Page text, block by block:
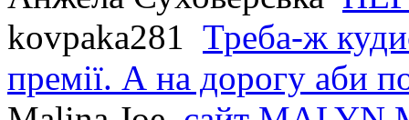
kovpaka281 Треба-ж
премії. А на дорогу аби